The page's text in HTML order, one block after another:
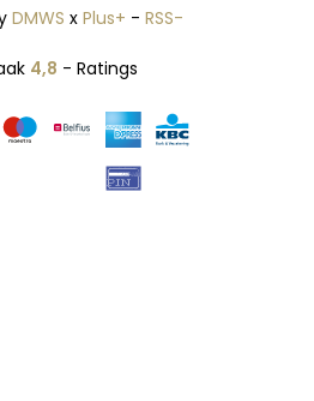
DMWS xPlus+ -RSS-
4,8 - Ratings